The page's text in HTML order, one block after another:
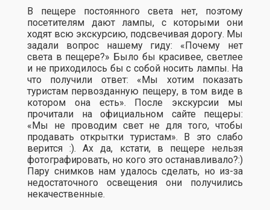
В пещере постоянного света нет, поэтому
посетителям дают лампы, с которыми они
ходят всю экскурсию, подсвечивая дорогу. Мы
задали вопрос нашему гиду: «Почему нет
света в пещере?» Было бы красивее, светлее
и не приходилось бы с собой носить лампы. На
что получили ответ: «Мы хотим показать
туристам первозданную пещеру, в том виде в
котором она есть». После экскурсии мы
прочитали на официальном сайте пещеры:
«Мы не проводим свет не для того, чтобы
продавать открытки туристам». В это слабо
верится :). Ах да, кстати, в пещере нельзя
фотографировать, но кого это останавливало?:)
Пару снимков нам удалось сделать, но из-за
недостаточного освещения они получились
некачественные.